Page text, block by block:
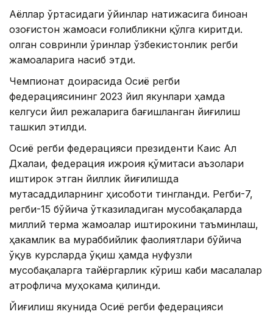
Аёллар ўртасидаги ўйинлар натижасига биноан
Қозоғистон жамоаси ғолибликни қўлга киритди.
Қолган совринли ўринлар ўзбекистонлик регби
жамоаларига насиб этди.
Чемпионат доирасида Осиё регби
федерациясининг 2023 йил якунлари ҳамда
келгуси йил режаларига бағишланган йиғилиш
ташкил этилди.
Осиё регби федерацияси президенти Каис Ал
Дхалаи, федерация ижроия қўмитаси аъзолари
иштирок этган йиллик йиғилишда
мутасаддиларнинг ҳисоботи тингланди. Регби-7,
регби-15 бўйича ўтказиладиган мусобақаларда
миллий терма жамоалар иштирокини таъминлаш,
ҳакамлик ва мураббийлик фаолиятлари бўйича
ўқув курсларда ўқиш ҳамда нуфузли
мусобақаларга тайёргарлик кўриш каби масалалар
атрофлича муҳокама қилинди.
Йиғилиш якунида Осиё регби федерацияси